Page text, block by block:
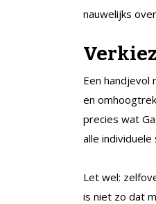
nauwelijks
Een
en
precies wat
alle
Let wel:
is niet zo dat